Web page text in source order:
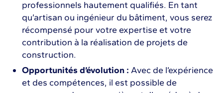
professionnels hautement qualifiés. En tant
qu’artisan ou ingénieur du bâtiment, vous serez
récompensé pour votre expertise et votre
contribution à la réalisation de projets de
construction.
Opportunités d’évolution : Avec de l’expérience
et des compétences, il est possible de